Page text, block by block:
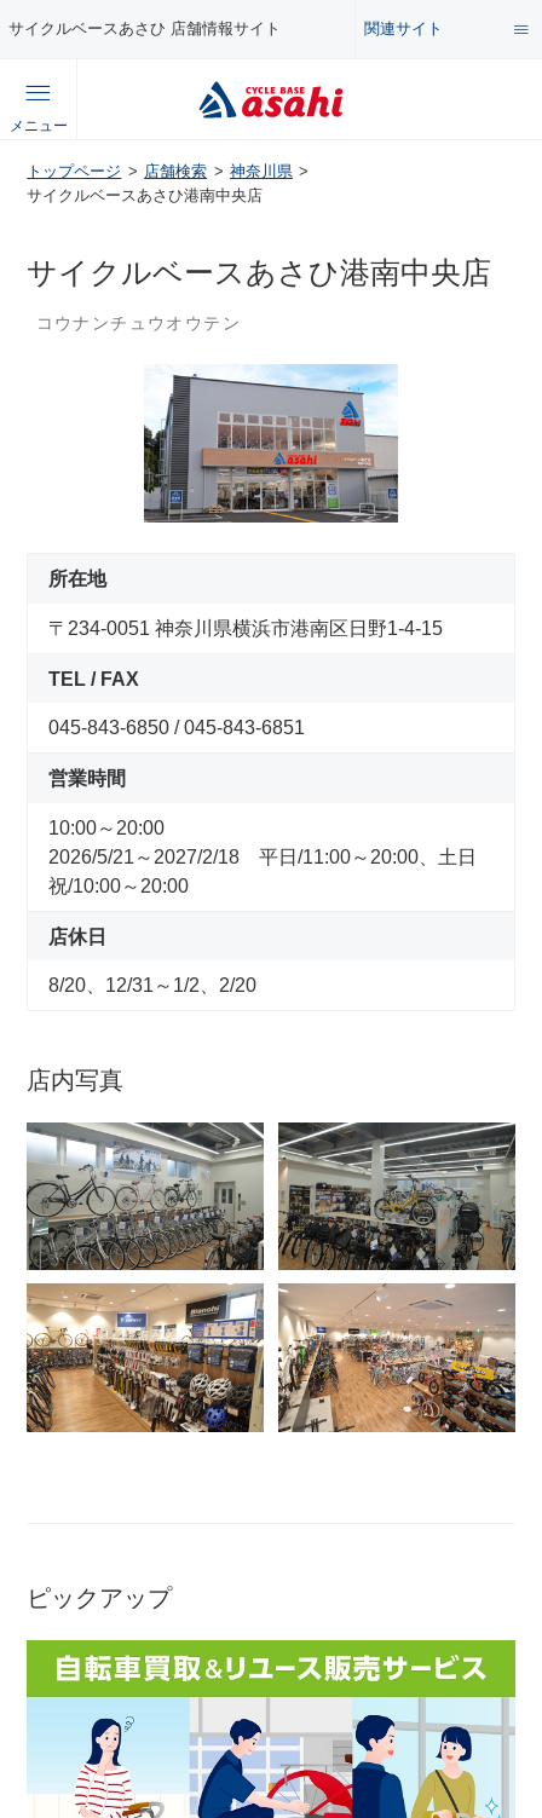
サイクルベースあさひ 店舗情報サイト 関連サイト
総合サイト
公式オンラインストア
企業情報サイト
店舗情報サイト
メニュー
コンテンツ
メンテナンス・カスタム講座
自転車・パーツの使い方・選び方
ぶろぐ・で・あさひ
オリジナルブランド一覧
日本代理店ブランド一覧
サイクルベースあさひ公式アプリ
アウトレット
自転車修理工賃
サイクルメイト
サイクルポーター
店舗について
トップページ 店舗検索
神奈川県
サイクルベースあさひ港南中央店
サイクルベースあさひ港南中央店
コウナンチュウオウテン
所在地
〒234-0051 神奈川県横浜市港南区日野1-4-15
TEL / FAX
045-843-6850 / 045-843-6851
営業時間
10:00～20:00
2026/5/21～2027/2/18 平日/11:00～20:00、土日
祝/10:00～20:00
店休日
8/20、12/31～1/2、2/20
店内写真
ピックアップ